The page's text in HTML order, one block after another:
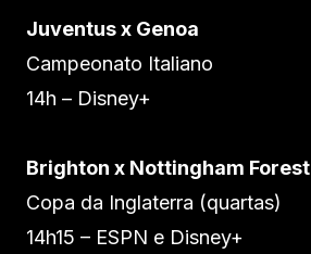
Juventus x Genoa
Campeonato Italiano
14h – Disney+
Brighton x Nottingham Forest
Copa da Inglaterra (quartas)
14h15 – ESPN e Disney+